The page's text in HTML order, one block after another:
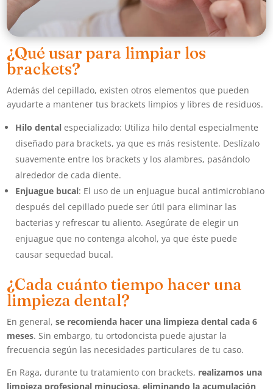
¿Qué usar para limpiar los
brackets?
Además del cepillado, existen otros elementos que pueden
ayudarte a mantener tus brackets limpios y libres de residuos.
Hilo dental especializado: Utiliza hilo dental especialmente
diseñado para brackets, ya que es más resistente. Deslízalo
suavemente entre los brackets y los alambres, pasándolo
alrededor de cada diente.
Enjuague bucal: El uso de un enjuague bucal antimicrobiano
después del cepillado puede ser útil para eliminar las
bacterias y refrescar tu aliento. Asegúrate de elegir un
enjuague que no contenga alcohol, ya que éste puede
causar sequedad bucal.
¿Cada cuánto tiempo hacer una
limpieza dental?
En general,se recomienda hacer una limpieza dental cada 6
meses. Sin embargo, tu ortodoncista puede ajustar la
frecuencia según las necesidades particulares de tu caso.
En Raga, durante tu tratamiento con brackets, realizamos una
limpieza profesional minuciosa, eliminando la acumulación